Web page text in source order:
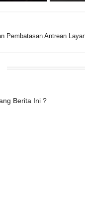
Pembatasan Antrean
Berita Ini ?